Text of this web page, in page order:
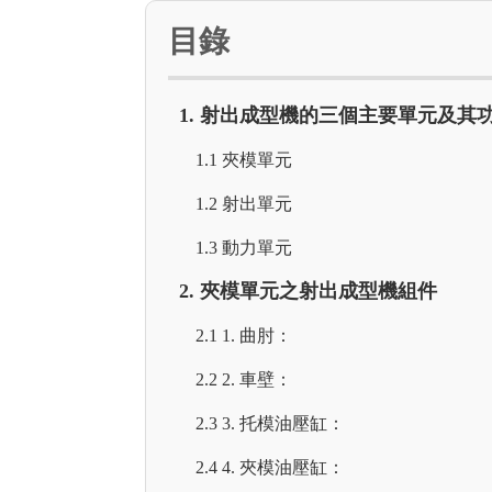
目錄
1. 射出成型機的三個主要單元及其
1.1 夾模單元
1.2 射出單元
1.3 動力單元
2. 夾模單元之射出成型機組件
2.1 1. 曲肘：
2.2 2. 車壁：
2.3 3. 托模油壓缸：
2.4 4. 夾模油壓缸：